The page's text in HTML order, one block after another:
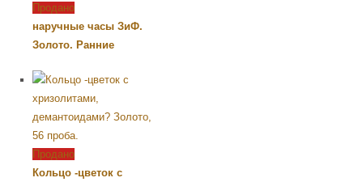
Продано
наручные часы ЗиФ.
Золото. Ранние
Продано
Кольцо -цветок с